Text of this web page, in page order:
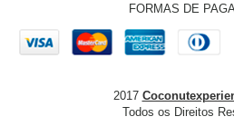
FORMAS DE
2017
Todos os Direitos